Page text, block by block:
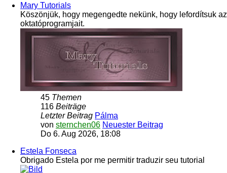
Mary Tutorials
Köszönjük, hogy megengedte nekünk, hogy lefordítsuk az
oktatóprogramjait.
45 Themen
116 Beiträge
Letzter Beitrag Pálma
von sternchen06 Neuester Beitrag
Do 6. Aug 2026, 18:08
Estela Fonseca
Obrigado Estela por me permitir traduzir seu tutorial